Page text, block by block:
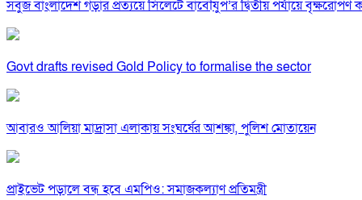
সবুজ বাংলাদেশ গড়ার প্রত্যয়ে সিলেটে বাবৌযুপ’র দ্বিতীয় পর্যায়ে বৃক্ষরোপণ
Govt drafts revised Gold Policy to formalise the sector
আবারও আলিয়া মাদ্রাসা এলাকায় সংঘর্ষের আশঙ্কা, পুলিশ মোতায়েন
প্রাইভেট পড়ালে বন্ধ হবে এমপিও: সমাজকল্যাণ প্রতিমন্ত্রী